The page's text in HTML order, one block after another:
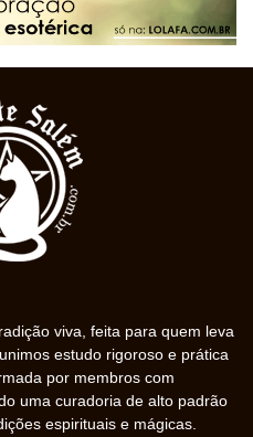
viva, feita para quem leva
estudo rigoroso e prática
por membros com
uma curadoria de alto padrão
espirituais e mágicas.